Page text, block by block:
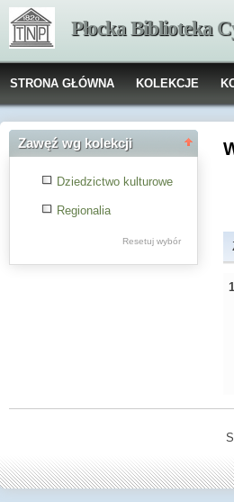
Płocka Biblioteka
STRONA GŁÓWNA KOLEKCJE
Zawęź wg kolekcji
Dziedzictwo kulturowe
Regionalia
Resetuj wybór